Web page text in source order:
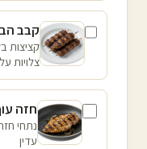
קבב
קציצות
צלויות
חזה
נתחי
עדין